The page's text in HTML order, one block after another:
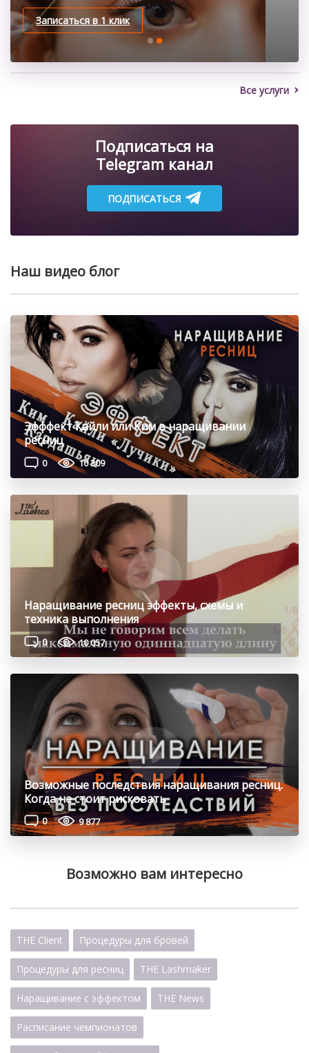
Записаться в 1 клик
Записаться в 1 клик
Все услуги
Подписаться на
Telegram канал
ПОДПИСАТЬСЯ
Наш видео блог
Эфффект Кайли или Ким в наращивании
ресниц
0 10 309
Наращивание ресниц эффекты, схемы и
техника выполнения
0 10 057
Возможные последствия наращивания ресниц.
Когда не стоит рисковать
0 9 877
Возможно вам интересно
THE Client Процедуры для бровей
Процедуры для ресниц THE Lashmaker
Наращивание с эффектом THE News
Расписание чемпионатов